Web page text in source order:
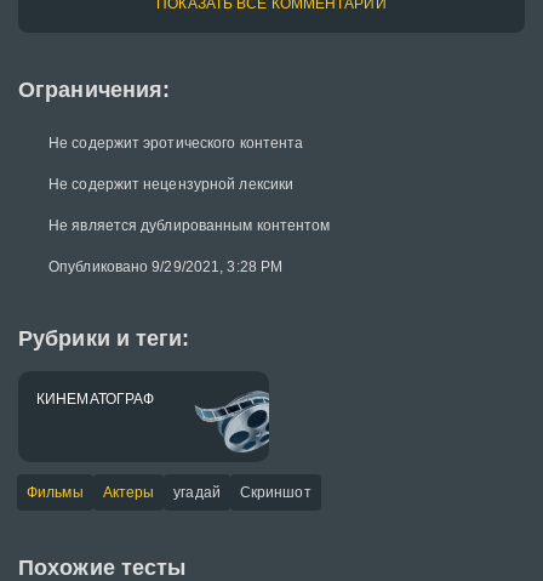
Ограничения:
Не содержит эротического контента
Не содержит нецензурной лексики
Не является дублированным контентом
Опубликовано 9/29/2021, 3:28 PM
Рубрики и теги:
КИНЕМАТОГРАФ
Фильмы Актеры угадай Скриншот
ПОКАЗАТЬ ВСЕ КОММЕНТАРИИ
Похожие тесты